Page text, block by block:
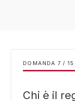
DOMANDA / 15
Chi è il